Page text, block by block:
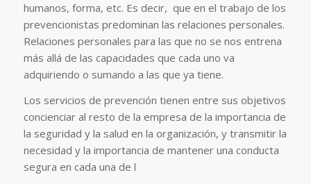
humanos, forma, etc. Es decir, que en el trabajo de los
prevencionistas predominan las relaciones personales.
Relaciones personales para las que no se nos entrena
más allá de las capacidades que cada uno va
adquiriendo o sumando a las que ya tiene.
Los servicios de prevención tienen entre sus objetivos
concienciar al resto de la empresa de la importancia de
la seguridad y la salud en la organización, y transmitir la
necesidad y la importancia de mantener una conducta
segura en cada una de l